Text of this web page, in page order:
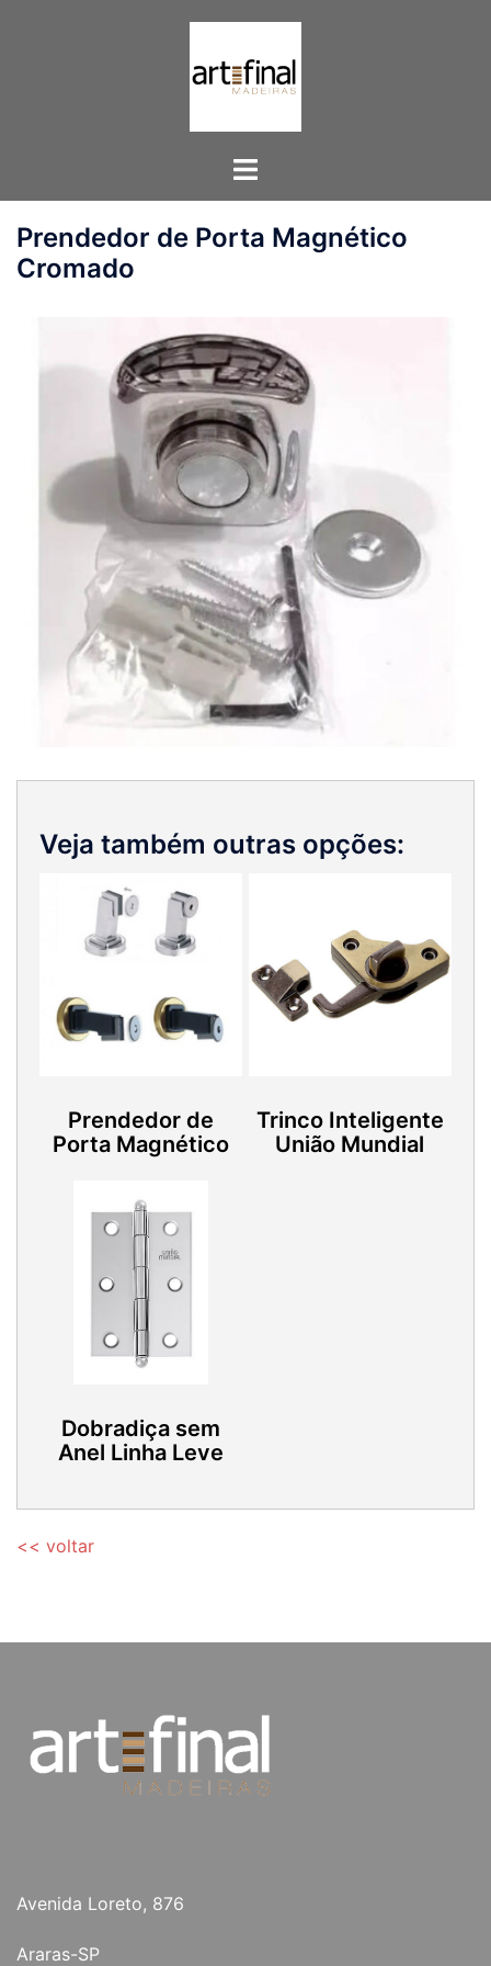
Toggle
Prendedor de Porta Magnético
Cromado
Veja também outras opções:
Prendedor de
Porta Magnético
Trinco Inteligente
União Mundial
Dobradiça sem
Anel Linha Leve
<< voltar
Avenida Loreto, 876
Araras-SP